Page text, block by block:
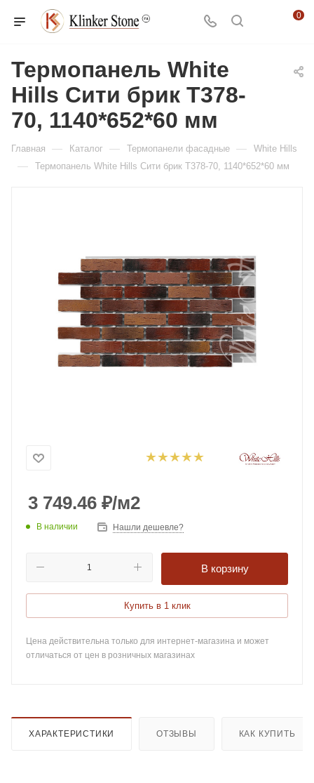
0
Термопанель White
Hills Сити брик T378-
70, 1140*652*60 мм
Главная — Каталог — Термопанели фасадные — White Hills
— Термопанель White Hills Сити брик T378-70, 1140*652*60 мм
3 749.46 ₽/м2
В наличии Нашли дешевле?
В корзину
Купить в 1 клик
Цена действительна только для интернет-магазина и может
отличаться от цен в розничных магазинах
ХАРАКТЕРИСТИКИ ОТЗЫВЫ КАК КУПИТЬ